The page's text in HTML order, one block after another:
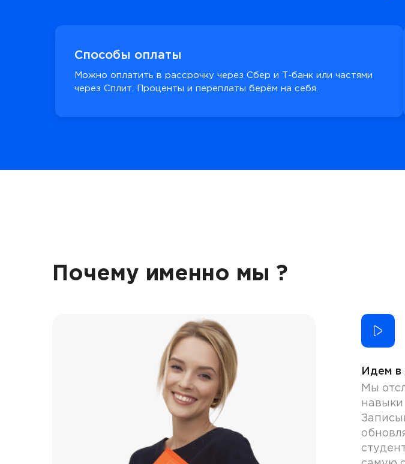
Способы оплаты
Можно оплатить в рассрочку через Сбер и Т-банк или частями
через Сплит. Проценты и переплаты берём на себя.
Почему именно мы ?
Идем в
Мы
навыки